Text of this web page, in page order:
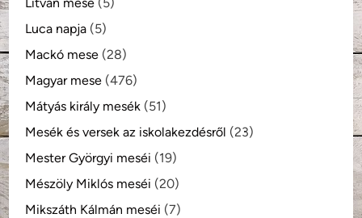
Luca napja (5)
Mackó mese (28)
Magyar mese (476)
Mátyás király mesék (51)
Mesék és versek az iskolakezdésről (23)
Mester Györgyi meséi (19)
Mészöly Miklós meséi (20)
Mikszáth Kálmán meséi (7)